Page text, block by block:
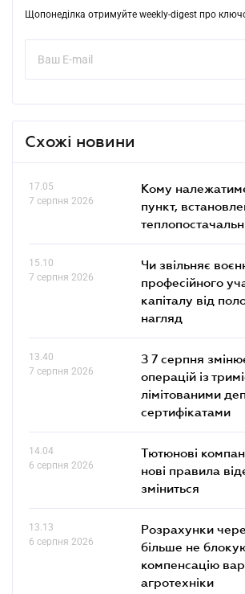
Щопонеділка отримуйте weekly-digest про
Схожі новини
17.05
7 серпня 2026
Кому
пункт,
15.10
7 серпня 2026
Чи звільняє
професійного
капіталу від
нагляд
13.40
7 серпня 2026
З 7 серпня
операцій із
лімітованими
сертифікатами
14.04
6 серпня 2026
Тютюнові
нові правила
зміниться
13.13
6 серпня 2026
Розрахунки
більше не
компенсацію
агротехніки